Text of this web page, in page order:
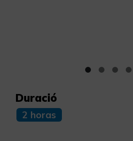
Duració
2 horas